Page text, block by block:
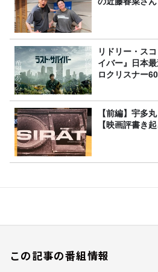
リドリー・ス
イバー』日本
ロクリスナー
【前編】宇多
【映画評書き
この記事の番組情報